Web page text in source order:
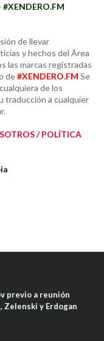
de llevar
y hechos del Área
las marcas registradas
de#XENDERO.FM Se
de los
traducción a cualquier
/ POLÍTICA
previo a reunión
Zelenski y Erdogan